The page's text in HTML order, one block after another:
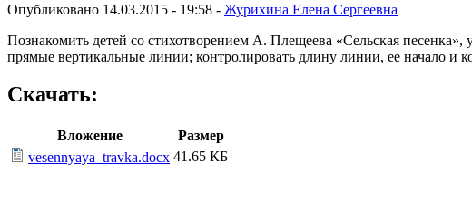
Опубликовано 14.03.2015 - 19:58 - Журихина Елена Сергеевна
Познакомить детей со стихотворением А. Плещеева «Сельская
прямые вертикальные линии; контролировать длину линии, ее начало и
Скачать:
Вложение
Размер
vesennyaya_travka.docx 41.65 КБ